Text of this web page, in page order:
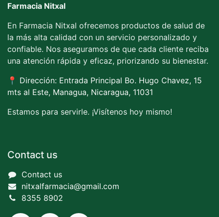
Farmacia Nitxal
En Farmacia Nitxal ofrecemos productos de salud de
la más alta calidad con un servicio personalizado y
confiable. Nos aseguramos de que cada cliente reciba
una atención rápida y eficaz, priorizando su bienestar.
📍 Dirección: Entrada Principal Bo. Hugo Chavez, 15
mts al Este, Managua, Nicaragua, 11031
Estamos para servirle. ¡Visítenos hoy mismo!
Contact us
Contact us
nitxalfarmacia@gmail.com
8355 8902